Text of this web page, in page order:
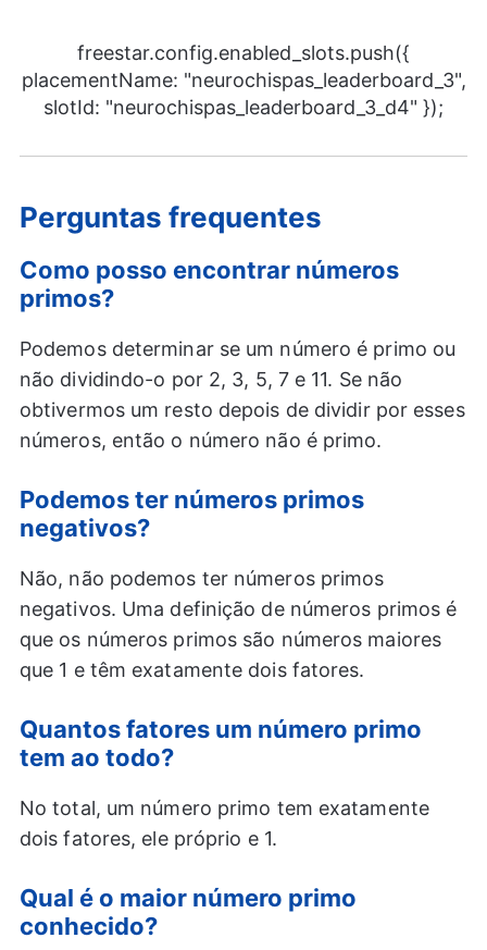
freestar.config.enabled_slots.push({
placementName: "neurochispas_leaderboard_3",
slotId: "neurochispas_leaderboard_3_d4" });
Perguntas frequentes
Como posso encontrar números
primos?
Podemos determinar se um número é primo ou
não dividindo-o por 2, 3, 5, 7 e 11. Se não
obtivermos um resto depois de dividir por esses
números, então o número não é primo.
Podemos ter números primos
negativos?
Não, não podemos ter números primos
negativos. Uma definição de números primos é
que os números primos são números maiores
que 1 e têm exatamente dois fatores.
Quantos fatores um número primo
tem ao todo?
No total, um número primo tem exatamente
dois fatores, ele próprio e 1.
Qual é o maior número primo
conhecido?